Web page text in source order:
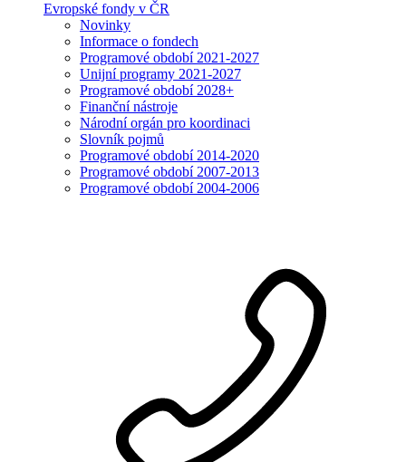
Evropské fondy v ČR
Novinky
Informace o fondech
Programové období 2021-2027
Unijní programy 2021-2027
Programové období 2028+
Finanční nástroje
Národní orgán pro koordinaci
Slovník pojmů
Programové období 2014-2020
Programové období 2007-2013
Programové období 2004-2006